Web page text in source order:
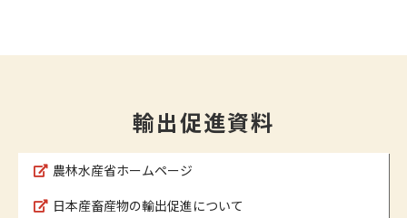
輸出促進資料
農林水産省ホームページ
日本産畜産物の輸出促進について